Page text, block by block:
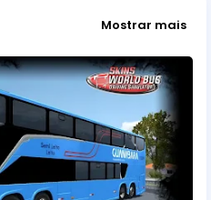
Mostrar mais